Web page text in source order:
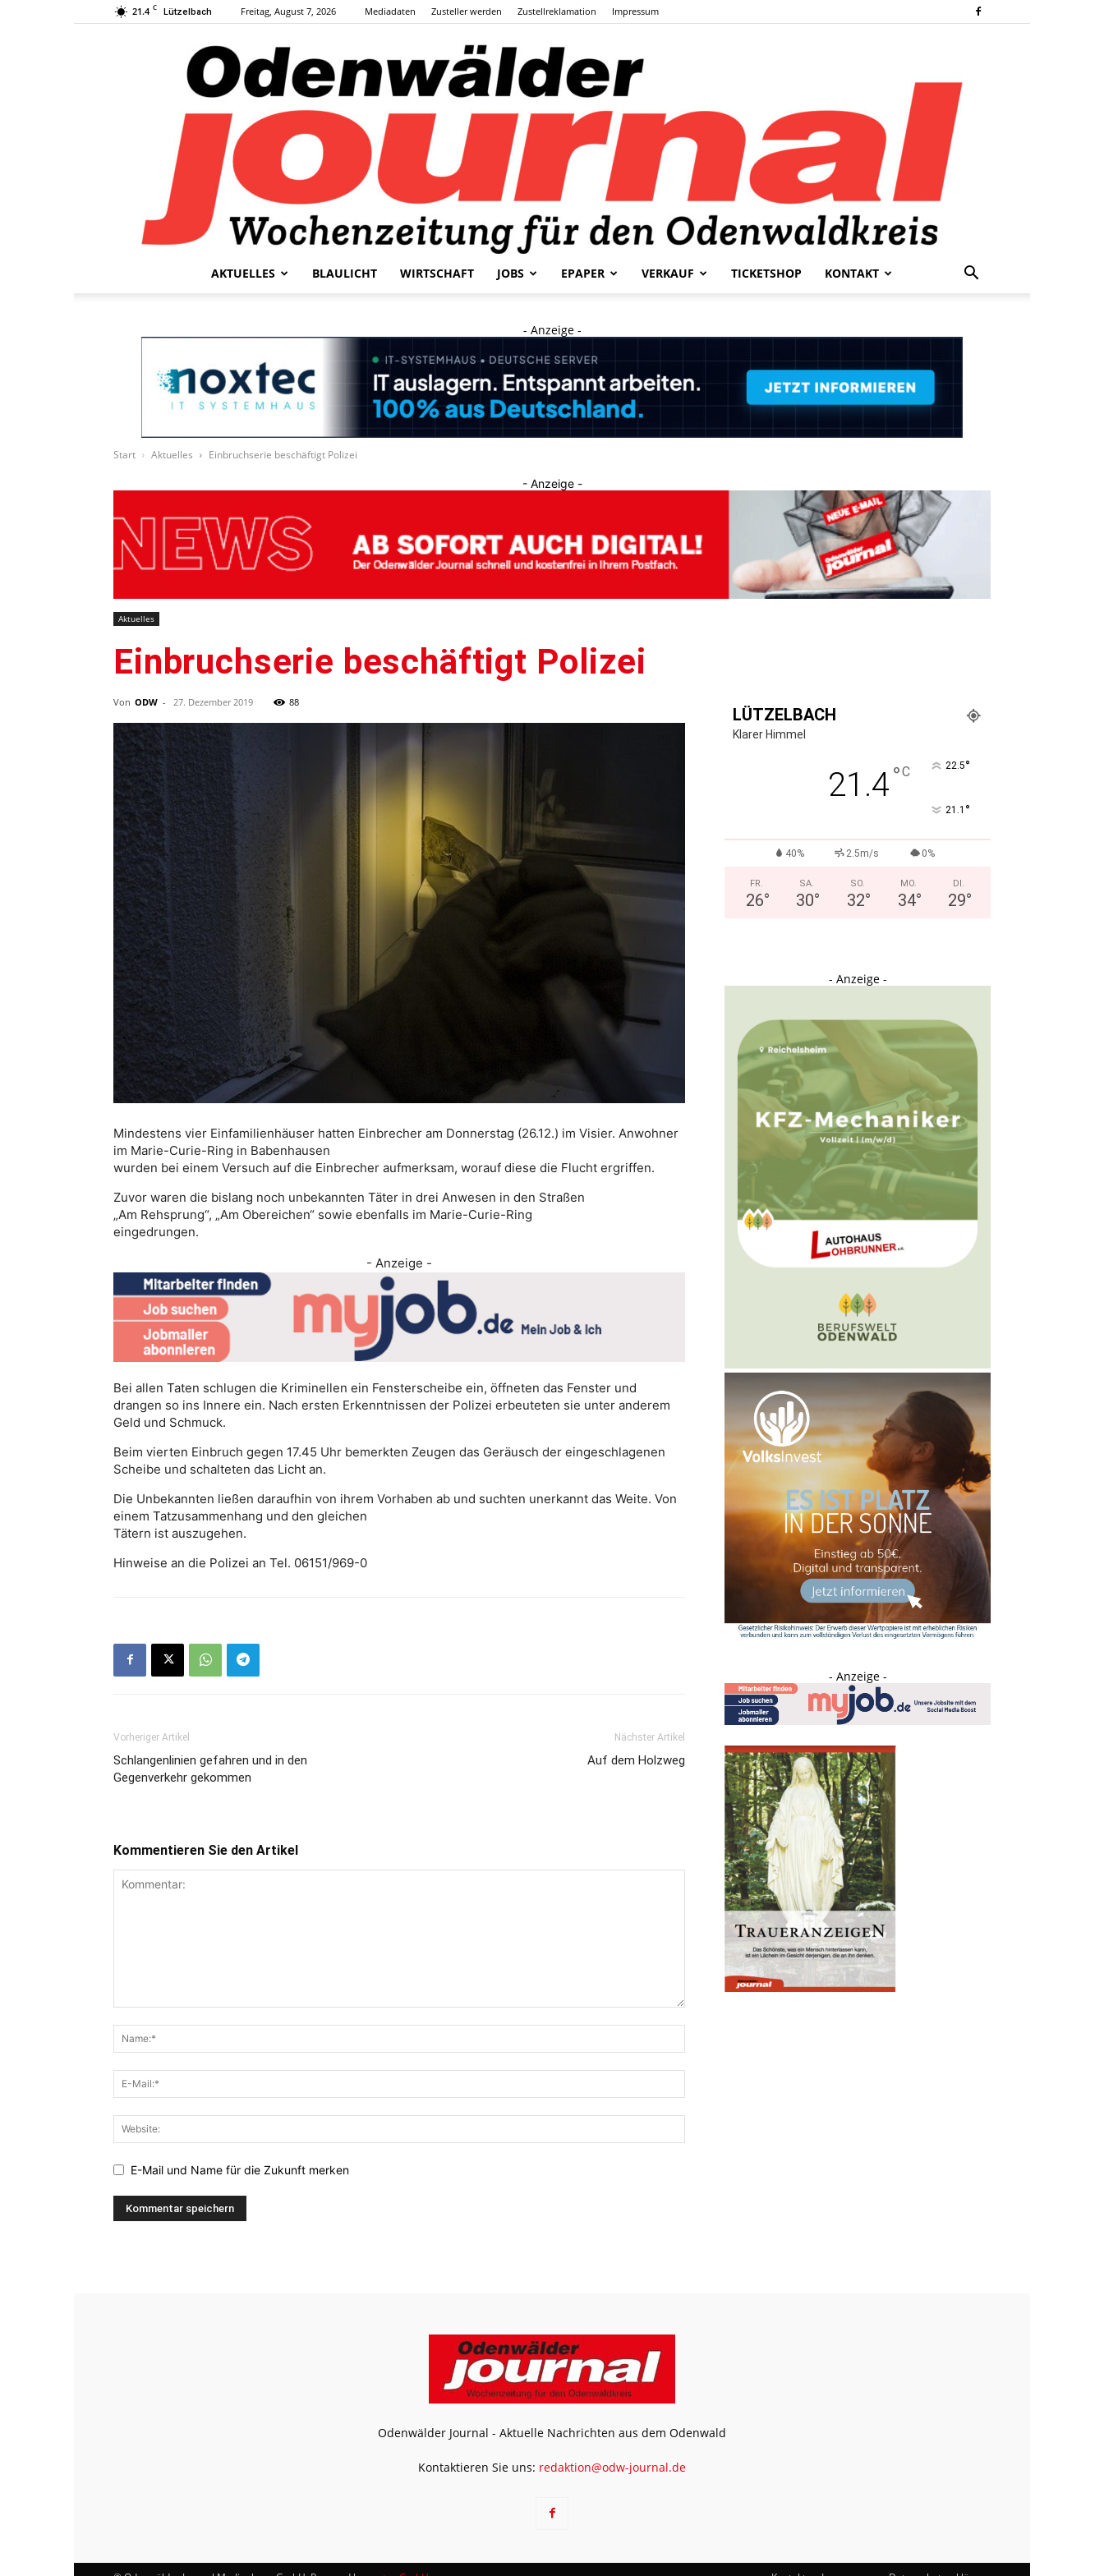
21.4 C Lützelbach Freitag, August 7, 2026 Mediadaten Zusteller werden Zustellreklamation Impressum
Journal
AKTUELLES BLAULICHT WIRTSCHAFT JOBS EPAPER VERKAUF TICKETSHOP KONTAKT
- Anzeige -
Start Aktuelles Einbruchserie beschäftigt Polizei
- Anzeige -
Aktuelles
Einbruchserie beschäftigt Polizei
Von ODW - 27. Dezember 2019 88
Mindestens vier Einfamilienhäuser hatten Einbrecher am Donnerstag (26.12.) im Visier. Anwohner
im Marie-Curie-Ring in Babenhausen
wurden bei einem Versuch auf die Einbrecher aufmerksam, worauf diese die Flucht ergriffen.
Zuvor waren die bislang noch unbekannten Täter in drei Anwesen in den Straßen
„Am Rehsprung“, „Am Obereichen“ sowie ebenfalls im Marie-Curie-Ring
eingedrungen.
- Anzeige -
Bei allen Taten schlugen die Kriminellen ein Fensterscheibe ein, öffneten das Fenster und
drangen so ins Innere ein. Nach ersten Erkenntnissen der Polizei erbeuteten sie unter anderem
Geld und Schmuck.
Beim vierten Einbruch gegen 17.45 Uhr bemerkten Zeugen das Geräusch der eingeschlagenen
Scheibe und schalteten das Licht an.
Die Unbekannten ließen daraufhin von ihrem Vorhaben ab und suchten unerkannt das Weite. Von
einem Tatzusammenhang und den gleichen
Tätern ist auszugehen.
Hinweise an die Polizei an Tel. 06151/969-0
Vorheriger Artikel
Schlangenlinien gefahren und in den
Gegenverkehr gekommen
Nächster Artikel
Auf dem Holzweg
Kommentieren Sie den Artikel
E-Mail und Name für die Zukunft merken
LÜTZELBACH
Klarer Himmel
21.4°C 22.5°
21.1 °
40% 2.5m/s 0%
FR.
26°
SA.
30°
SO.
32°
MO.
34°
DI.
29°
- Anzeige -
- Anzeige -
Odenwälder Journal - Aktuelle Nachrichten aus dem Odenwald
Kontaktieren Sie uns: redaktion@odw-journal.de